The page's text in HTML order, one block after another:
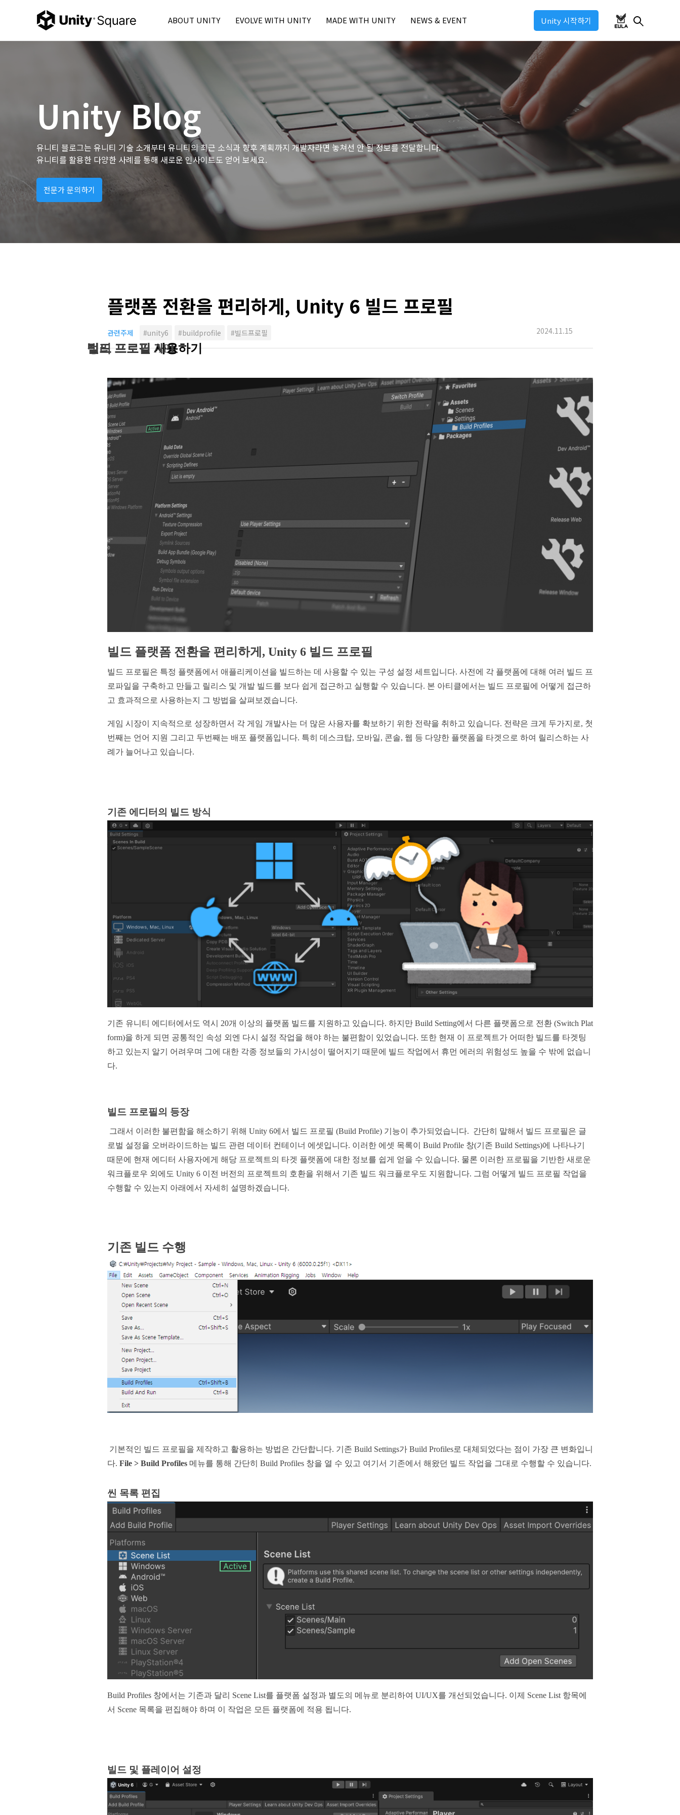
ABOUT UNITY
Unity Korea
Unity Ads
Consulting
Partner
FAQ
EVOLVE WITH UNITY
Unity Learn
MADE WITH UNITY
MWU Case
NEWS & EVENT
Press
Unity Event
- Unite Seoul 2026
- Unite Seoul 2025
- U Day Seoul: Industry 2025
- U Day Seoul: Game
Unity 시작하기
Unity Blog
유니티 블로그는 유니티 기술 소개부터 유니티의 최근 소식과 향후 계획까지 개발자라면 놓쳐선 안 될 정보를 전달합니다.
유니티를 활용한 다양한 사례를 통해 새로운 인사이트도 얻어 보세요.
전문가 문의하기
플랫폼 전환을 편리하게, Unity 6 빌드 프로필
관련주제 #unity6 #buildprofile #빌드프로필 2024.11.15
빌드 플랫폼 전환을 편리하게, Unity 6 빌드 프로필
빌드 프로필은 특정 플랫폼에서 애플리케이션을 빌드하는 데 사용할 수 있는 구성 설정 세트입니다. 사전에 각 플랫폼에 대해 여러 빌드 프
로파일을 구축하고 만들고 릴리스 및 개발 빌드를 보다 쉽게 접근하고 실행할 수 있습니다. 본 아티클에서는 빌드 프로필에 어떻게 접근하
고 효과적으로 사용하는지 그 방법을 살펴보겠습니다.
빌드 프로필 개요
게임 시장이 지속적으로 성장하면서 각 게임 개발사는 더 많은 사용자를 확보하기 위한 전략을 취하고 있습니다. 전략은 크게 두가지로, 첫
번째는 언어 지원 그리고 두번째는 배포 플랫폼입니다. 특히 데스크탑, 모바일, 콘솔, 웹 등 다양한 플랫폼을 타겟으로 하여 릴리스하는 사
례가 늘어나고 있습니다.
기존 에디터의 빌드 방식
기존 유니티 에디터에서도 역시 20개 이상의 플랫폼 빌드를 지원하고 있습니다. 하지만 Build Setting에서 다른 플랫폼으로 전환 (Switch Plat
form)을 하게 되면 공통적인 속성 외엔 다시 설정 작업을 해야 하는 불편함이 있었습니다. 또한 현재 이 프로젝트가 어떠한 빌드를 타겟팅
하고 있는지 알기 어려우며 그에 대한 각종 정보들의 가시성이 떨어지기 때문에 빌드 작업에서 휴먼 에러의 위험성도 높을 수 밖에 없습니
다.
빌드 프로필의 등장
그래서 이러한 불편함을 해소하기 위해 Unity 6에서 빌드 프로필 (Build Profile) 기능이 추가되었습니다. 간단히 말해서 빌드 프로필은 글
로벌 설정을 오버라이드하는 빌드 관련 데이터 컨테이너 에셋입니다. 이러한 에셋 목록이 Build Profile 창(기존 Build Settings)에 나타나기
때문에 현재 에디터 사용자에게 해당 프로젝트의 타겟 플랫폼에 대한 정보를 쉽게 얻을 수 있습니다. 물론 이러한 프로필을 기반한 새로운
워크플로우 외에도 Unity 6 이전 버전의 프로젝트의 호환을 위해서 기존 빌드 워크플로우도 지원합니다. 그럼 어떻게 빌드 프로필 작업을
수행할 수 있는지 아래에서 자세히 설명하겠습니다.
기존 빌드 수행
기본적인 빌드 프로필을 제작하고 활용하는 방법은 간단합니다. 기존 Build Settings가 Build Profiles로 대체되었다는 점이 가장 큰 변화입니
다. File > Build Profiles 메뉴를 통해 간단히 Build Profiles 창을 열 수 있고 여기서 기존에서 해왔던 빌드 작업을 그대로 수행할 수 있습니다.
씬 목록 편집
Build Profiles 창에서는 기존과 달리 Scene List를 플랫폼 설정과 별도의 메뉴로 분리하여 UI/UX를 개선되었습니다. 이제 Scene List 항목에
서 Scene 목록을 편집해야 하며 이 작업은 모든 플랫폼에 적용 됩니다.
빌드 및 플레이어 설정
빌드 프로필 사용하기
빌드 프로필 API
정리